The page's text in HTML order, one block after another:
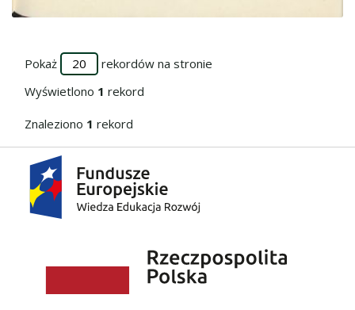
Pokaż
rekordów na stronie
Wyświetlono 1 rekord
Znaleziono 1 rekord